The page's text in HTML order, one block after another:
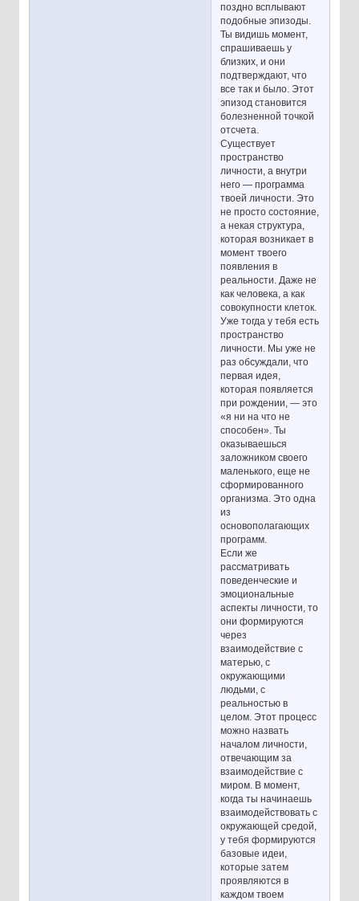
поздно всплывают
подобные эпизоды.
Ты видишь момент,
спрашиваешь у
близких, и они
подтверждают, что
все так и было. Этот
эпизод становится
болезненной точкой
отсчета.
Существует
пространство
личности, а внутри
него — программа
твоей личности. Это
не просто состояние,
а некая структура,
которая возникает в
момент твоего
появления в
реальности. Даже не
как человека, а как
совокупности клеток.
Уже тогда у тебя есть
пространство
личности. Мы уже не
раз обсуждали, что
первая идея,
которая появляется
при рождении, — это
«я ни на что не
способен». Ты
оказываешься
заложником своего
маленького, еще не
сформированного
организма. Это одна
из
основополагающих
программ.
Если же
рассматривать
поведенческие и
эмоциональные
аспекты личности, то
они формируются
через
взаимодействие с
матерью, с
окружающими
людьми, с
реальностью в
целом. Этот процесс
можно назвать
началом личности,
отвечающим за
взаимодействие с
миром. В момент,
когда ты начинаешь
взаимодействовать с
окружающей средой,
у тебя формируются
базовые идеи,
которые затем
проявляются в
каждом твоем